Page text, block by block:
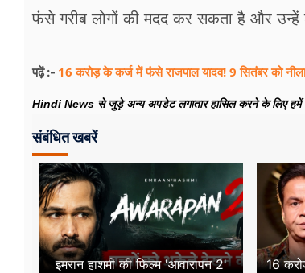
फंसे गरीब लोगों की मदद कर सकता है और उन्हें
पढ़ें :- 16 करोड़ के कर्ज में फंसे राजपाल यादव! 9 सितंबर को
Hindi News से जुड़े अन्य अपडेट लगातार हासिल करने के लिए हमें
संबंधित खबरें
इमरान हाशमी की फिल्म 'आवारापन 2'
16